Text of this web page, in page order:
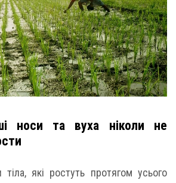
носи та вуха ніколи не
які ростуть протягом усього